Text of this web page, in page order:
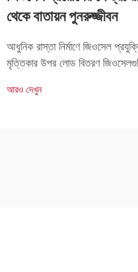
থেকে বাতায়ন পুনরুজ্জীবন
আধুনিক রাস্তা নির্মাণে জিওসেল
মৃত্তিকার উপর লোড বিতরণ
যা বেশি চাপ সহ্য করতে পারে না। যখন
আরও দেখুন